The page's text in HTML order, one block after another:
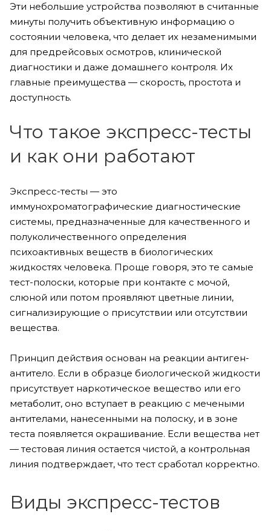
Эти небольшие устройства позволяют в считанные
минуты получить объективную информацию о
состоянии человека, что делает их незаменимыми
для предрейсовых осмотров, клинической
диагностики и даже домашнего контроля. Их
главные преимущества — скорость, простота и
доступность.
Что такое экспресс-тесты
и как они работают
Экспресс-тесты — это
иммунохроматографические диагностические
системы, предназначенные для качественного и
полуколичественного определения
психоактивных веществ в биологических
жидкостях человека. Проще говоря, это те самые
тест-полоски, которые при контакте с мочой,
слюной или потом проявляют цветные линии,
сигнализирующие о присутствии или отсутствии
вещества.
Принцип действия основан на реакции антиген-
антитело. Если в образце биологической жидкости
присутствует наркотическое вещество или его
метаболит, оно вступает в реакцию с мечеными
антителами, нанесенными на полоску, и в зоне
теста появляется окрашивание. Если вещества нет
— тестовая линия остается чистой, а контрольная
линия подтверждает, что тест сработал корректно.
Виды экспресс-тестов